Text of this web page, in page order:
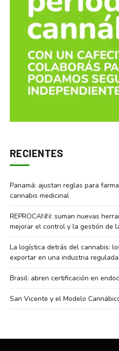
RECIENTES
Panamá: ajustan reglas para
cannabis medicinal
REPROCANN: suman nuevas
mejorar el control y la gestión de
La logística detrás del cannabis:
exportar en una industria regulada
Brasil: abren certificación en
San Vicente y el Modelo